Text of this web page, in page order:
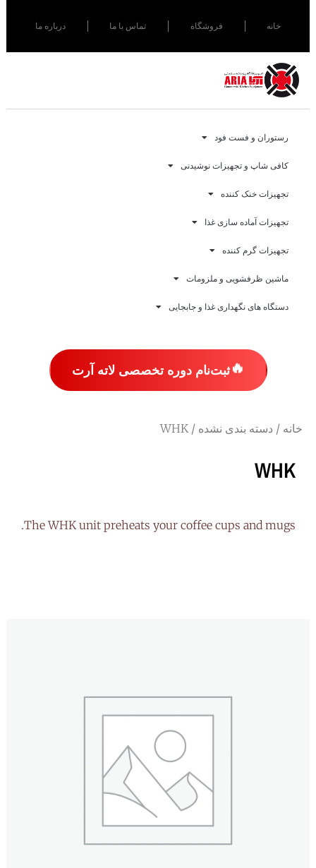
خانه فروشگاه تماس با ما درباره ما
رستوران و فست فود
کافی شاپ و تجهیزات نوشیدنی
تجهیزات خنک کننده
تجهیزات آماده سازی غذا
تجهیزات گرم کننده
ماشین ظرفشویی و ملزومات
دستگاه های نگهداری غذا و جابجایی
🔥ثبت‌نام دوره تخصصی لاته آرت
خانه / دسته بندی نشده / WHK
WHK
The WHK unit preheats your coffee cups and mugs.